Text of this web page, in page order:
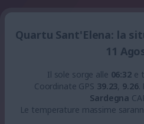
Quartu Sant'Elena: la
11
Il sole sorge alle 06:32e
Coordinate GPS 39.23, 9.26.
Sardegna
Le temperature massime